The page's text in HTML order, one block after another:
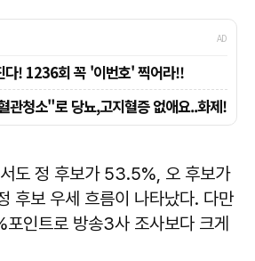
도 정 후보가 53.5%, 오 후보가
후보 우세 흐름이 나타났다. 다만
인트로 방송3사 조사보다 크게